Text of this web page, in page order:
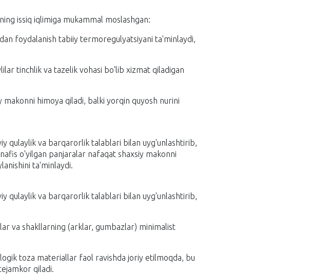
issiq iqlimiga mukammal moslashgan:
foydalanish tabiiy termoregulyatsiyani ta'minlaydi,
tinchlik va tazelik vohasi bo'lib xizmat qiladigan
himoya qiladi, balki yorqin quyosh nurini
qulaylik va barqarorlik talablari bilan uyg'unlashtirib,
o'yilgan panjaralar nafaqat shaxsiy makonni
ta'minlaydi.
qulaylik va barqarorlik talablari bilan uyg'unlashtirib,
va shakllarning (arklar, gumbazlar) minimalist
toza materiallar faol ravishda joriy etilmoqda, bu
qiladi.